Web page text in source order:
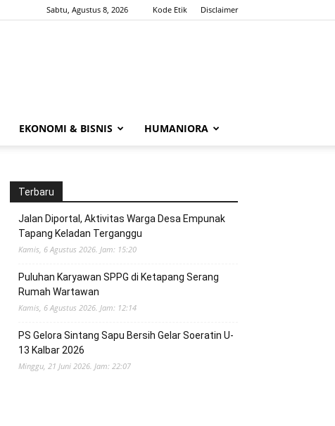
Sabtu, Agustus 8, 2026 Kode Etik Disclaimer
EKONOMI & BISNIS HUMANIORA
Terbaru
Jalan Diportal, Aktivitas Warga Desa Empunak
Tapang Keladan Terganggu
Kamis, 6 Agustus 2026. Jam: 15:20
Puluhan Karyawan SPPG di Ketapang Serang
Rumah Wartawan
Kamis, 6 Agustus 2026. Jam: 12:14
PS Gelora Sintang Sapu Bersih Gelar Soeratin U-
13 Kalbar 2026
Minggu, 21 Juni 2026. Jam: 22:07